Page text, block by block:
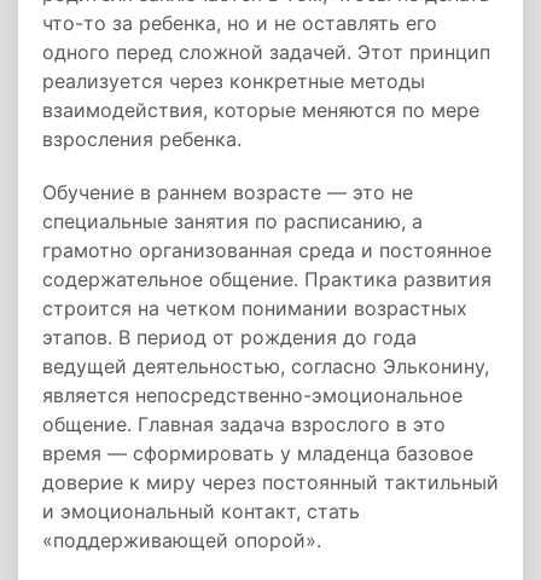
что-то за ребенка, но и не оставлять его
одного перед сложной задачей. Этот принцип
реализуется через конкретные методы
взаимодействия, которые меняются по мере
взросления ребенка.
Обучение в раннем возрасте — это не
специальные занятия по расписанию, а
грамотно организованная среда и постоянное
содержательное общение. Практика развития
строится на четком понимании возрастных
этапов. В период от рождения до года
ведущей деятельностью, согласно Эльконину,
является непосредственно-эмоциональное
общение. Главная задача взрослого в это
время — сформировать у младенца базовое
доверие к миру через постоянный тактильный
и эмоциональный контакт, стать
«поддерживающей опорой».